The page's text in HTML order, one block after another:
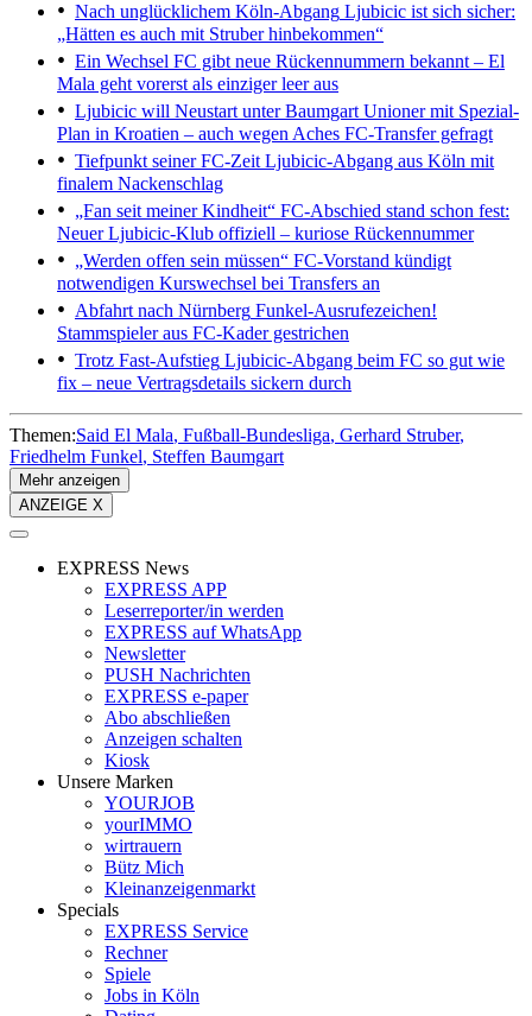
Nach unglücklichem Köln-Abgang Ljubicic ist sich sicher:
„Hätten es auch mit Struber hinbekommen“
Ein Wechsel FC gibt neue Rückennummern bekannt – El
Mala geht vorerst als einziger leer aus
Ljubicic will Neustart unter Baumgart Unioner mit Spezial-
Plan in Kroatien – auch wegen Aches FC-Transfer gefragt
Tiefpunkt seiner FC-Zeit Ljubicic-Abgang aus Köln mit
finalem Nackenschlag
„Fan seit meiner Kindheit“ FC-Abschied stand schon fest:
Neuer Ljubicic-Klub offiziell – kuriose Rückennummer
„Werden offen sein müssen“ FC-Vorstand kündigt
notwendigen Kurswechsel bei Transfers an
Abfahrt nach Nürnberg Funkel-Ausrufezeichen!
Stammspieler aus FC-Kader gestrichen
Trotz Fast-Aufstieg Ljubicic-Abgang beim FC so gut wie
fix – neue Vertragsdetails sickern durch
Themen:Said El Mala Fußball-Bundesliga Gerhard Struber
Friedhelm Funkel Steffen Baumgart
Mehr anzeigen
ANZEIGE X
EXPRESS News
EXPRESS APP
Leserreporter/in werden
EXPRESS auf WhatsApp
Newsletter
PUSH Nachrichten
EXPRESS e-paper
Abo abschließen
Anzeigen schalten
Kiosk
Unsere Marken
YOURJOB
yourIMMO
wirtrauern
Bütz Mich
Kleinanzeigenmarkt
Specials
EXPRESS Service
Rechner
Spiele
Jobs in Köln